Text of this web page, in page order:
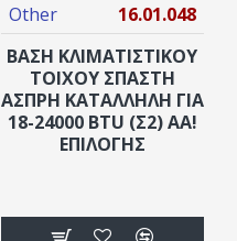
Other
16.01.048
ΒΑΣΗ ΚΛΙΜΑΤΙΣΤΙΚΟΥ
ΤΟΙΧΟΥ ΣΠΑΣΤΗ
ΑΣΠΡΗ ΚΑΤΑΛΛΗΛΗ ΓΙΑ
18-24000 BTU (Σ2) AA!
ΕΠΙΛΟΓΗΣ